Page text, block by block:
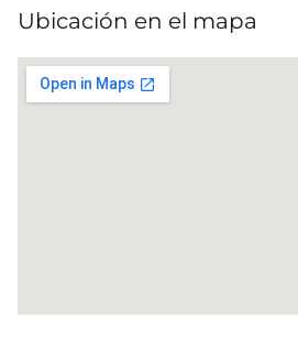
Ubicación en el mapa